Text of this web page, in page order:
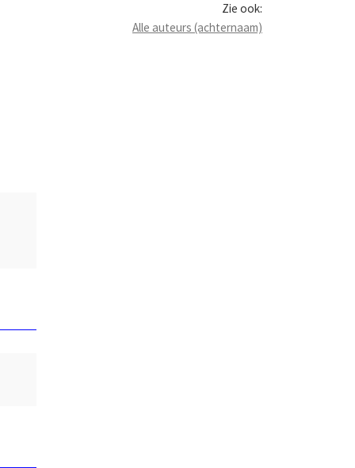
Zie ook:
Alle auteurs (achternaam)